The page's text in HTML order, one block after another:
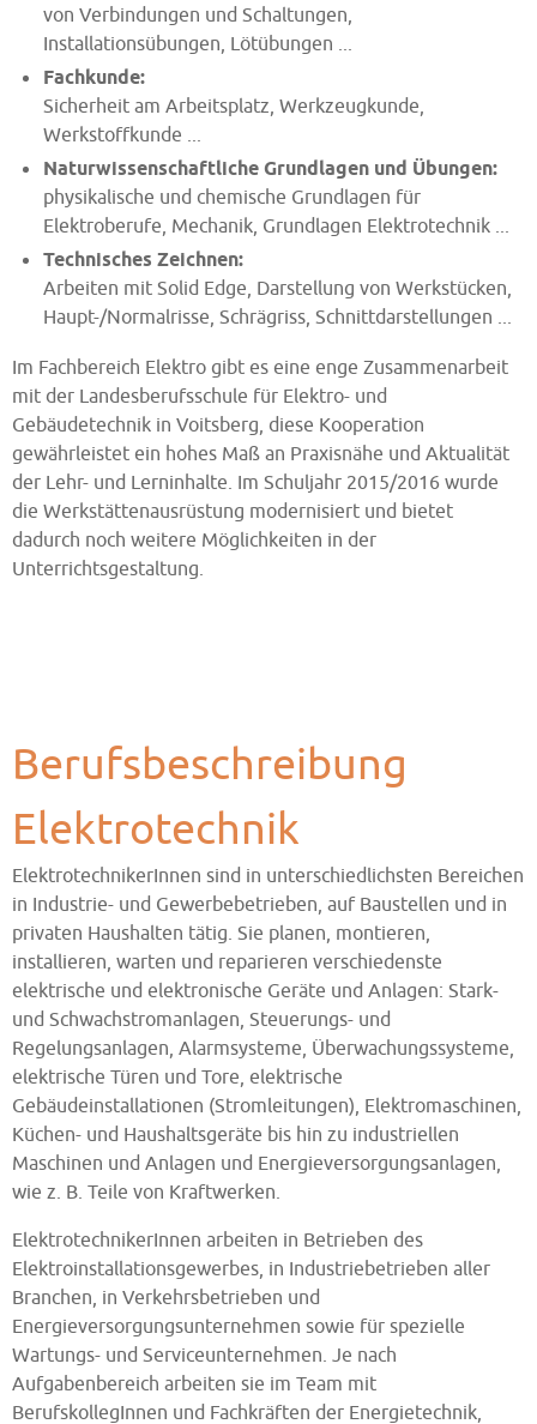
von Verbindungen und Schaltungen,
Installationsübungen, Lötübungen ...
Fachkunde:
Sicherheit am Arbeitsplatz, Werkzeugkunde,
Werkstoffkunde ...
Naturwissenschaftliche Grundlagen und Übungen:
physikalische und chemische Grundlagen für
Elektroberufe, Mechanik, Grundlagen Elektrotechnik ...
Technisches Zeichnen:
Arbeiten mit Solid Edge, Darstellung von Werkstücken,
Haupt-/Normalrisse, Schrägriss, Schnittdarstellungen ...
Im Fachbereich Elektro gibt es eine enge Zusammenarbeit
mit der Landesberufsschule für Elektro- und
Gebäudetechnik in Voitsberg, diese Kooperation
gewährleistet ein hohes Maß an Praxisnähe und Aktualität
der Lehr- und Lerninhalte. Im Schuljahr 2015/2016 wurde
die Werkstättenausrüstung modernisiert und bietet
dadurch noch weitere Möglichkeiten in der
Unterrichtsgestaltung.
Berufsbeschreibung
Elektrotechnik
ElektrotechnikerInnen sind in unterschiedlichsten Bereichen
in Industrie- und Gewerbebetrieben, auf Baustellen und in
privaten Haushalten tätig. Sie planen, montieren,
installieren, warten und reparieren verschiedenste
elektrische und elektronische Geräte und Anlagen: Stark-
und Schwachstromanlagen, Steuerungs- und
Regelungsanlagen, Alarmsysteme, Überwachungssysteme,
elektrische Türen und Tore, elektrische
Gebäudeinstallationen (Stromleitungen), Elektromaschinen,
Küchen- und Haushaltsgeräte bis hin zu industriellen
Maschinen und Anlagen und Energieversorgungsanlagen,
wie z. B. Teile von Kraftwerken.
ElektrotechnikerInnen arbeiten in Betrieben des
Elektroinstallationsgewerbes, in Industriebetrieben aller
Branchen, in Verkehrsbetrieben und
Energieversorgungsunternehmen sowie für spezielle
Wartungs- und Serviceunternehmen. Je nach
Aufgabenbereich arbeiten sie im Team mit
BerufskollegInnen und Fachkräften der Energietechnik,